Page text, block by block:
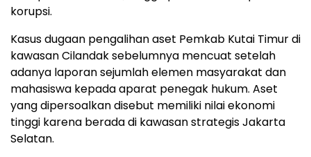
korupsi.
Kasus dugaan pengalihan aset Pemkab Kutai Timur di
kawasan Cilandak sebelumnya mencuat setelah
adanya laporan sejumlah elemen masyarakat dan
mahasiswa kepada aparat penegak hukum. Aset
yang dipersoalkan disebut memiliki nilai ekonomi
tinggi karena berada di kawasan strategis Jakarta
Selatan.